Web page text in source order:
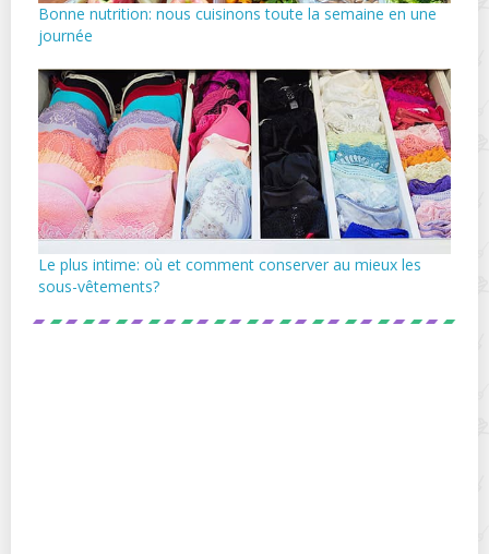
Bonne nutrition: nous cuisinons toute la semaine en une
journée
Le plus intime: où et comment conserver au mieux les
sous-vêtements?